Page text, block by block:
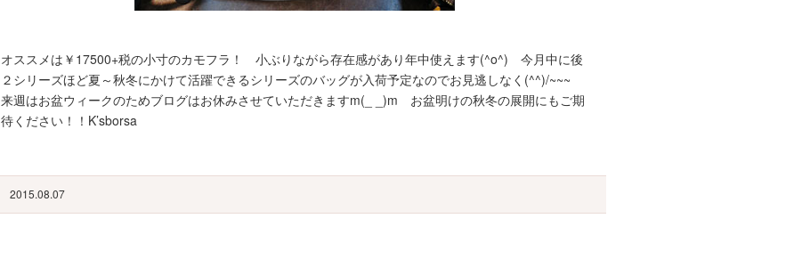
オススメは￥17500+税の小寸のカモフラ！ 小ぶりながら存在感があり年中使えます(^o^) 今月中に後
２シリーズほど夏～秋冬にかけて活躍できるシリーズのバッグが入荷予定なのでお見逃しなく(^^)/~~~
来週はお盆ウィークのためブログはお休みさせていただきますm(_ _)m お盆明けの秋冬の展開にもご期
待ください！！K’sborsa
2015.08.07